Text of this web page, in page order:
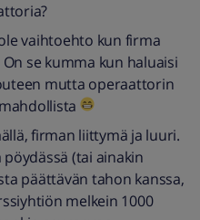
vaihtoehto kun firma
se kumma kun haluaisi
mutta operaattorin
firman liittymä ja luuri.
(tai ainakin
päättävän tahon kanssa,
melkein 1000